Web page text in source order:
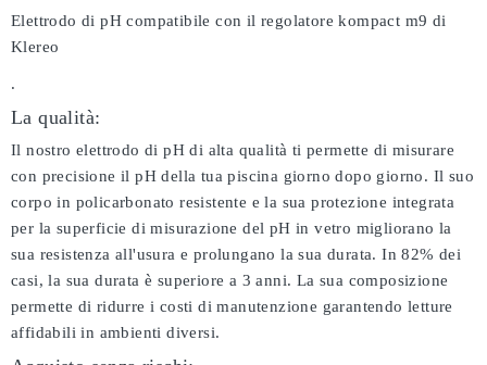
Elettrodo di pH compatibile con il regolatore kompact m9 di
Klereo
.
La qualità:
Il nostro elettrodo di pH di alta qualità ti permette di misurare
con precisione il pH della tua piscina giorno dopo giorno. Il suo
corpo in policarbonato resistente e la sua protezione integrata
per la superficie di misurazione del pH in vetro migliorano la
sua resistenza all'usura e prolungano la sua durata. In 82% dei
casi, la sua durata è superiore a 3 anni. La sua composizione
permette di ridurre i costi di manutenzione garantendo letture
affidabili in ambienti diversi.